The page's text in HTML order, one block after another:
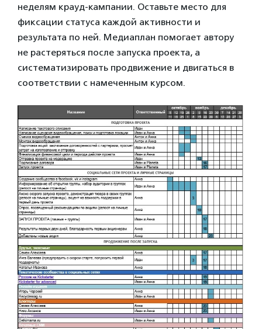
неделям крауд-кампании. Оставьте место для
фиксации статуса каждой активности и
результата по ней. Медиаплан помогает автору
не растеряться после запуска проекта, а
систематизировать продвижение и двигаться в
соответствии с намеченным курсом.